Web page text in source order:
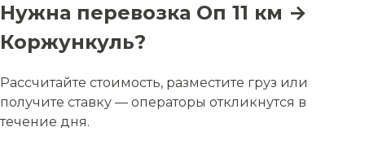
Нужна перевозка Оп 11 км →
Коржункуль?
Рассчитайте стоимость, разместите груз или
получите ставку — операторы откликнутся в
течение дня.